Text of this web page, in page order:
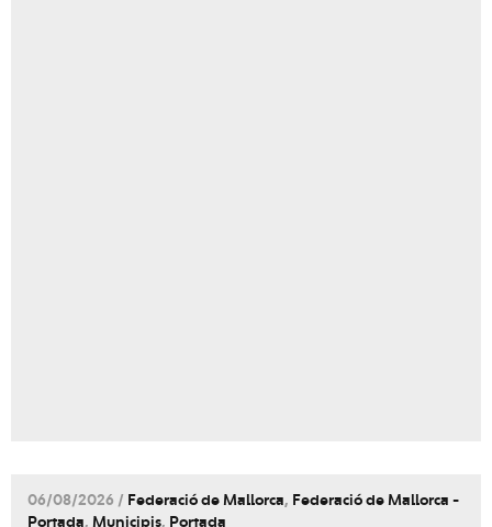
06/08/2026 / Federació de Mallorca, Federació de Mallorca -
Portada, Municipis, Portada